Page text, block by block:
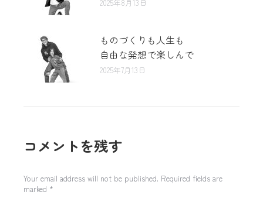
2025年8月13日
ものづくりも人生も
自由な発想で楽しんで
2025年7月13日
コメントを残す
Your email address will not be published. Required fields are
marked *